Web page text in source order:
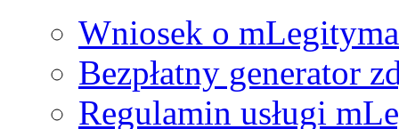
Wniosek o
Bezpłatny generator
Regulamin usługi